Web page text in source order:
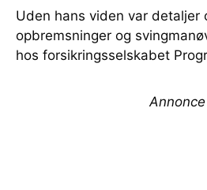
Uden hans viden var detaljer
opbremsninger og
hos forsikringsselskabet
Annonce